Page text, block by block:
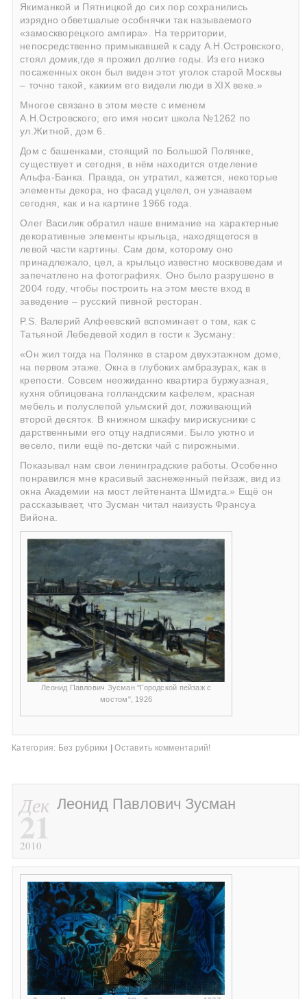
Якиманкой и Пятницкой до сих пор сохранились
изрядно обветшалые особнячки так называемого
«замоскворецкого ампира». На территории,
непосредственно примыкавшей к саду А.Н.Островского,
стоял домик,где я прожил долгие годы. Из его низко
посаженных окон был виден этот уголок старой Москвы
– точно такой, какиим его видели люди в XIX веке.»
Многое связано в этом месте с именем
А.Н.Островского; его имя носит школа №1262 по
ул.Житной, дом 6.
Дом с башенками, стоящий по Большой Полянке,
существует и сегодня, в нём находится отделение
Альфа-Банка. Правда, он утратил, кажется, некоторые
элементы декора, но фасад уцелел, он узнаваем
сегодня, как и на картине 1966 года.
Олег Василик обратил наше внимание на характерные
декоративные элементы крыльца, находящегося в
левой части картины. Сам дом, которому оно
принадлежало, цел, а крыльцо известно москвоведам и
запечатлено на фотографиях. Оно было разрушено в
2004 году, чтобы построить на этом месте вход в
заведение – русский пивной ресторан.
P.S. Валерий Алфеевский вспоминает о том, как с
Татьяной Лебедевой ходил в гости к Зусману:
«Он жил тогда на Полянке в старом двухэтажном доме,
на первом этаже. Окна в глубоких амбразурах, как в
крепости. Совсем неожиданно квартира буржуазная,
кухня облицована голландским кафелем, красная
мебель и полуслепой ульмский дог, ложивающий
второй десяток. В книжном шкафу мирискусники с
дарственными его отцу надписями. Было уютно и
весело, пили ещё по-детски чай с пирожными.
Показывал нам свои ленинградские работы. Особенно
понравился мне красивый заснеженный пейзаж, вид из
окна Академии на мост лейтенанта Шмидта.» Ещё он
рассказывает, что Зусман читал наизусть Франсуа
Вийона.
Леонид Павлович Зусман "Городской пейзаж с
мостом", 1926
Категория: Без рубрики | Оставить комментарий!
Дек
21
2010
Леонид Павлович Зусман